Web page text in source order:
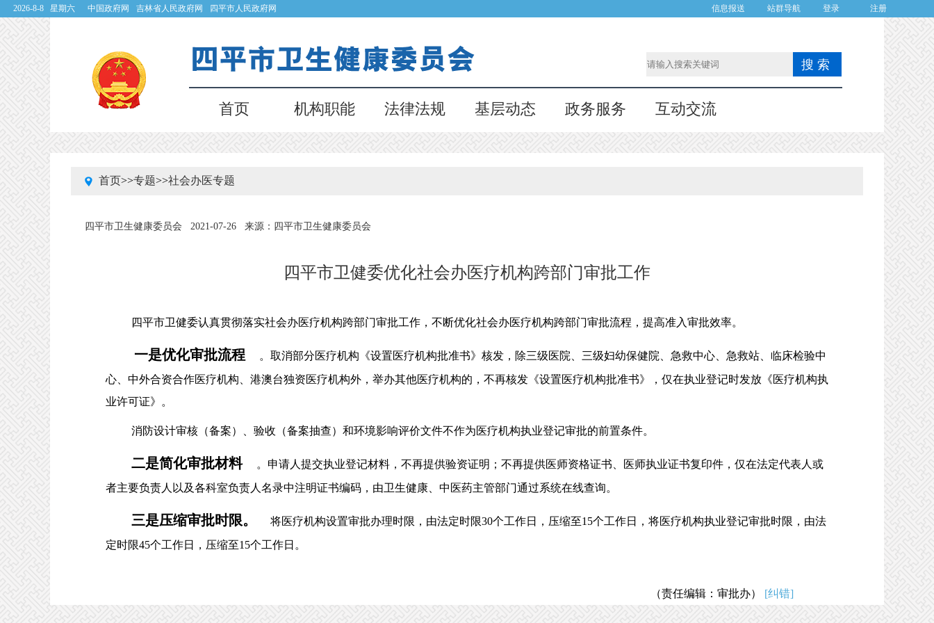
2026-8-8 星期六 中国政府网 吉林省人民政府网 四平市人民政府网 信息报送 站群导航 登录 注册
首页 机构职能 法律法规 基层动态 政务服务 互动交流
首页>>专题>>社会办医专题
四平市卫生健康委员会 2021-07-26 来源：四平市卫生健康委员会
四平市卫健委优化社会办医疗机构跨部门审批工作
四平市卫健委认真贯彻落实社会办医疗机构跨部门审批工作，不断优化社会办医疗机构跨部门审批流程，提高准入审批效率。
一是优化审批流程
。取消部分医疗机构《设置医疗机构批准书》核发，除三级医院、三级妇幼保健院、急救中心、急救站、临床检验中
心、中外合资合作医疗机构、港澳台独资医疗机构外，举办其他医疗机构的，不再核发《设置医疗机构批准书》，仅在执业登记时发放《医疗机构执
业许可证》。
消防设计审核（备案）、验收（备案抽查）和环境影响评价文件不作为医疗机构执业登记审批的前置条件。
二是简化审批材料
。申请人提交执业登记材料，不再提供验资证明；不再提供医师资格证书、医师执业证书复印件，仅在法定代表人或
者主要负责人以及各科室负责人名录中注明证书编码，由卫生健康、中医药主管部门通过系统在线查询。
三是压缩审批时限。
将医疗机构设置审批办理时限，由法定时限30个工作日，压缩至15个工作日，将医疗机构执业登记审批时限，由法
定时限45个工作日，压缩至15个工作日。
（责任编辑：审批办） [纠错]